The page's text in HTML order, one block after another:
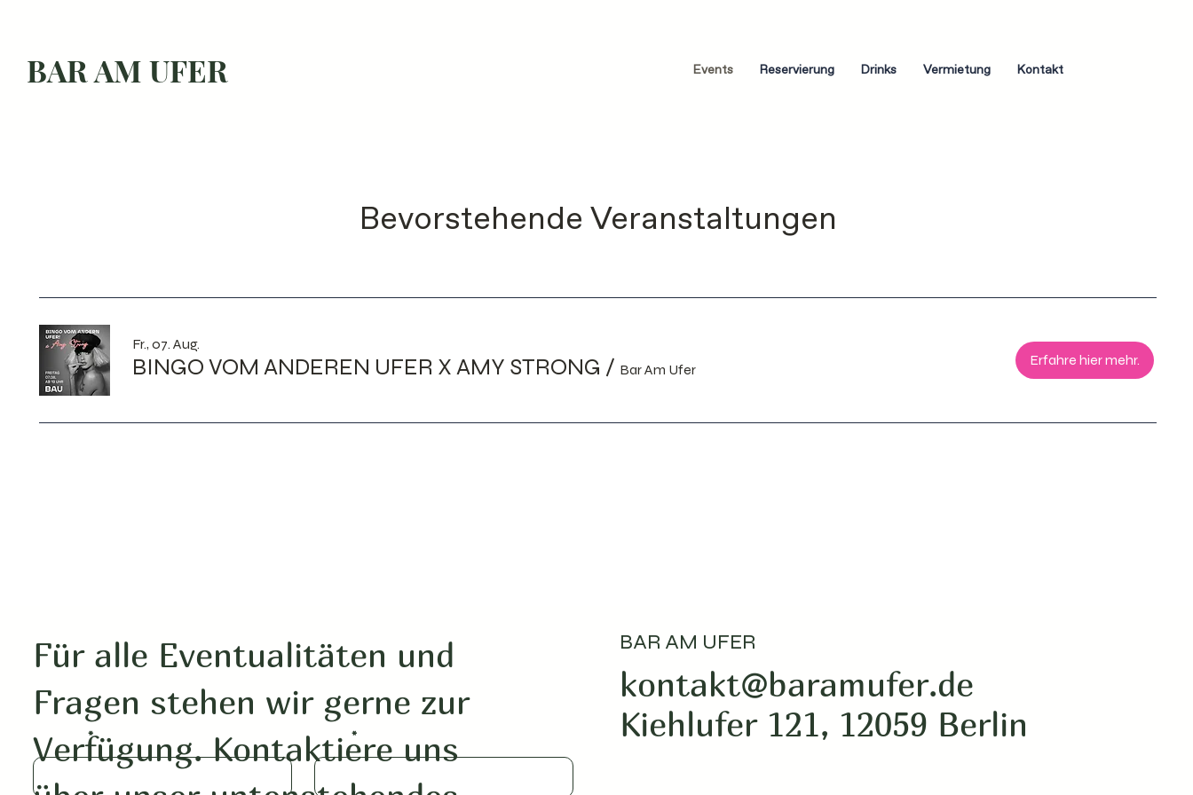
Events Reservierung Drinks Vermietung Kontakt
BAR AM UFER
Bevorstehende Veranstaltungen
Fr., 07. Aug.
BINGO VOM ANDEREN UFER X AMY STRONG / Bar Am Ufer
Erfahre hier mehr.
Vorname Name
Für alle Eventualitäten und
Fragen stehen wir gerne zur
Verfügung. Kontaktiere uns
BAR AM UFER
kontakt@baramufer.de
Kiehlufer 121, 12059 Berlin